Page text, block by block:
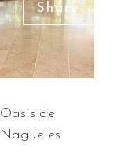
Share
Oasis de
Nagüeles